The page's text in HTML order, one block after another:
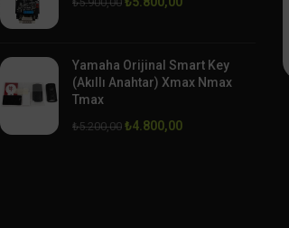
Yamaha Orijinal Smart Key
(Akıllı Anahtar) Xmax Nmax
Tmax
₺5.200,00 ₺4.800,00